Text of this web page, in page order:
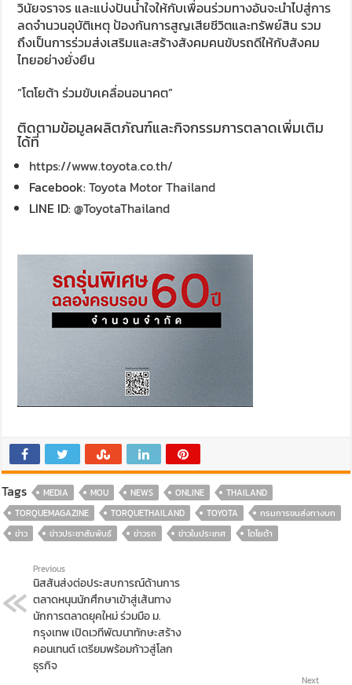
วินัยจราจร และแบ่งปันน้ำใจให้กับเพื่อนร่วมทางอันจะนำไปสู่การ
ลดจำนวนอุบัติเหตุ ป้องกันการสูญเสียชีวิตและทรัพย์สิน รวม
ถึงเป็นการร่วมส่งเสริมและสร้างสังคมคนขับรถดีให้กับสังคม
ไทยอย่างยั่งยืน
“โตโยต้า ร่วมขับเคลื่อนอนาคต”
ติดตามข้อมูลผลิตภัณฑ์และกิจกรรมการตลาดเพิ่มเติม
ได้ที่
https://www.toyota.co.th/
Facebook:Toyota Motor Thailand
LINE ID:@ToyotaThailand
Tags MEDIA MOU NEWS ONLINE
THAILAND
TORQUEMAGAZINE
TORQUETHAILAND TOYOTA
กรมการขนส่งทางบก
ข่าว
ข่าวประชาสัมพันธ์ ข่าวรถ ข่าวในประเทศ โตโยต้า
Previous
นิสสันส่งต่อประสบการณ์ด้านการ
ตลาดหนุนนักศึกษาเข้าสู่เส้นทาง
นักการตลาดยุคใหม่ ร่วมมือ ม.
กรุงเทพ เปิดเวทีพัฒนาทักษะสร้าง
คอนเทนต์ เตรียมพร้อมก้าวสู่โลก
ธุรกิจ
Next